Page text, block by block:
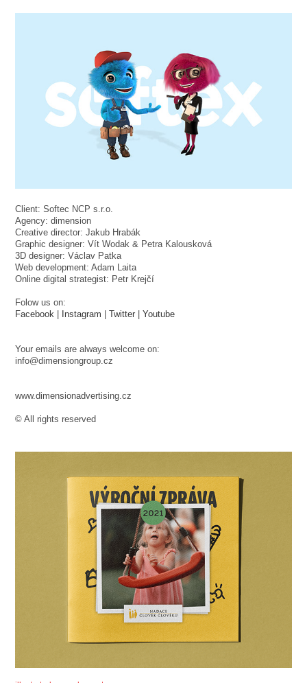
Client: Softec NCP s.r.o.
Agency: dimension
Creative director: Jakub Hrabák
Graphic designer: Vít Wodak & Petra Kalousková
3D designer: Václav Patka
Web development: Adam Laita
Online digital strategist: Petr Krejčí­
Folow us on:
Facebook | Instagram |Twitter |Youtube
Your emails are always welcome on:
info@dimensiongroup.cz
www.dimensionadvertising.cz
© All rights reserved